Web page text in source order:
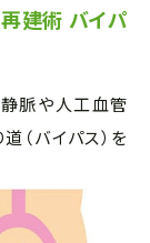
建術 バイパ
脈や人工血管
（バイパス）を